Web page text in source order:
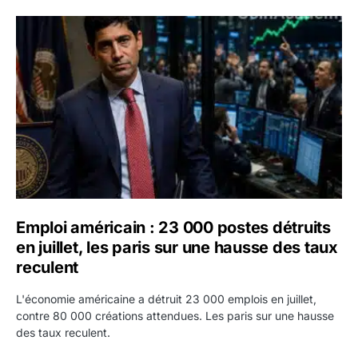
Emploi américain : 23 000 postes détruits en juillet, les
Emploi américain : 23 000 postes détruits
en juillet, les paris sur une hausse des taux
reculent
L'économie américaine a détruit 23 000 emplois en juillet,
contre 80 000 créations attendues. Les paris sur une hausse
des taux reculent.